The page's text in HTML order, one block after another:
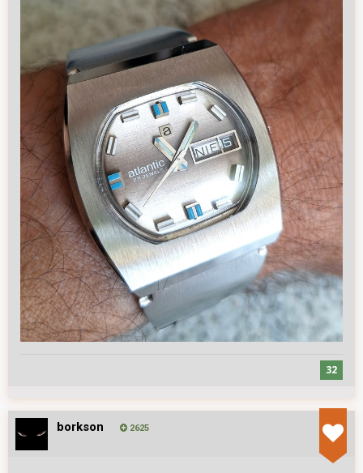
32
borkson 2625